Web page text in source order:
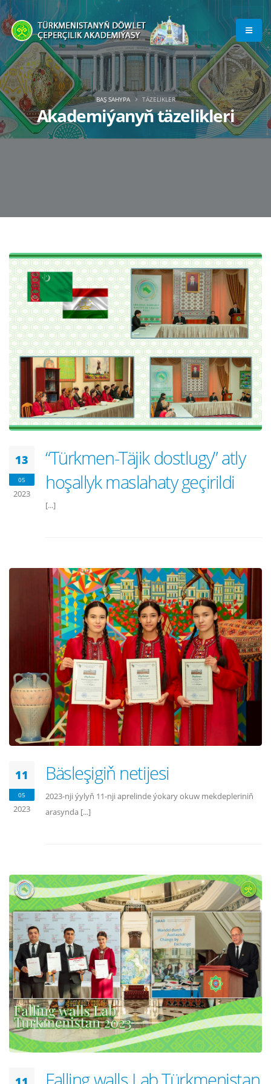
Akademiýanyň täzelikleri
BAŞ SAHYPA TÄZELIKLER
13
05
2023
“Türkmen-Täjik dostlugy” atly
hoşallyk maslahaty geçirildi
[...]
11
05
2023
Bäsleşigiň netijesi
2023-nji ýylyň 11-nji aprelinde ýokary okuw mekdepleriniň
arasynda [...]